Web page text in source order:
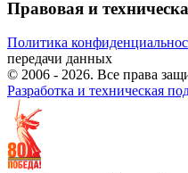
Правовая и
Политика
передачи данных
© 2006 - 2026. Все права
Разработка и техническая